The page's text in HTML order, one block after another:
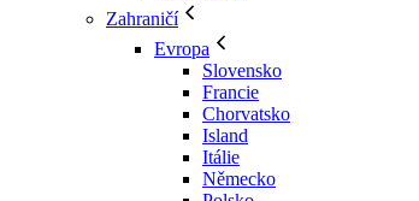
Zahraničí
Evropa
Slovensko
Francie
Chorvatsko
Island
Itálie
Německo